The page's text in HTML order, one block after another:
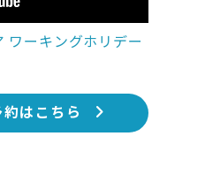
ワーキングホリデー
はこちら